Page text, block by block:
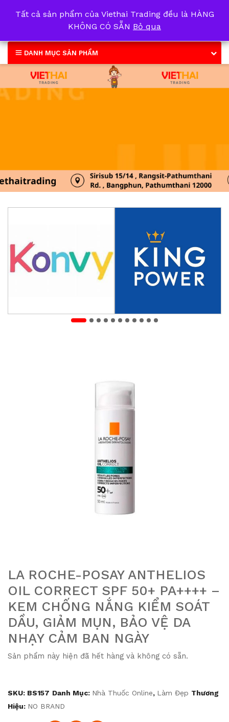
DANH MỤC SẢN PHẨM
LA ROCHE-POSAY ANTHELIOS
OIL CORRECT SPF 50+ PA++++ –
KEM CHỐNG NẮNG KIỂM SOÁT
DẦU, GIẢM MỤN, BẢO VỆ DA
NHẠY CẢM BAN NGÀY
Sản phẩm này hiện đã hết hàng và không có sẵn.
SKU: BS157 Danh Mục: Nhà Thuốc Online, Làm Đẹp Thương
Hiệu: NO BRAND
Tất cả sản phẩm của Viethai Trading đều là HÀNG
KHÔNG CÓ SẴN Bỏ qua